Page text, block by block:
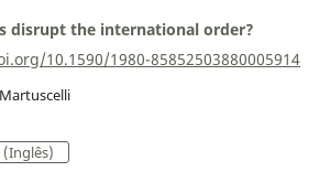
disrupt the international order?
10.1590/1980-85852503880005914
(Inglês)